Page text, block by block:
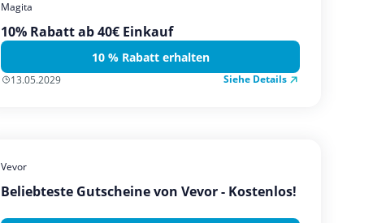
Magita
10% Rabatt ab 40€ Einkauf
10 % Rabatt erhalten
13.05.2029 Siehe Details
Vevor
Beliebteste Gutscheine von Vevor - Kostenlos!